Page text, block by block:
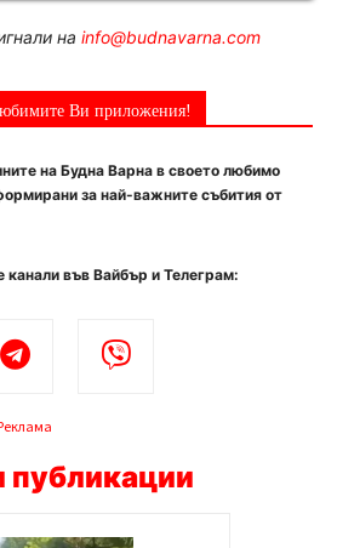
на info@budnavarna.com
Ви приложения!
на Будна Варна в своето любимо
за най-важните събития от
канали във Вайбър и Телеграм:
публикации